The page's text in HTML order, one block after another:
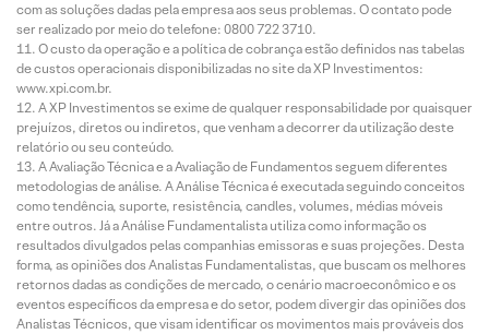
com as soluções dadas pela empresa aos seus problemas. O contato pode
ser realizado por meio do telefone: 0800 722 3710.
O custo da operação e a política de cobrança estão definidos nas tabelas
de custos operacionais disponibilizadas no site da XP Investimentos:
www.xpi.com.br.
A XP Investimentos se exime de qualquer responsabilidade por quaisquer
prejuízos, diretos ou indiretos, que venham a decorrer da utilização deste
relatório ou seu conteúdo.
A Avaliação Técnica e a Avaliação de Fundamentos seguem diferentes
metodologias de análise. A Análise Técnica é executada seguindo conceitos
como tendência, suporte, resistência, candles, volumes, médias móveis
entre outros. Já a Análise Fundamentalista utiliza como informação os
resultados divulgados pelas companhias emissoras e suas projeções. Desta
forma, as opiniões dos Analistas Fundamentalistas, que buscam os melhores
retornos dadas as condições de mercado, o cenário macroeconômico e os
eventos específicos da empresa e do setor, podem divergir das opiniões dos
Analistas Técnicos, que visam identificar os movimentos mais prováveis dos